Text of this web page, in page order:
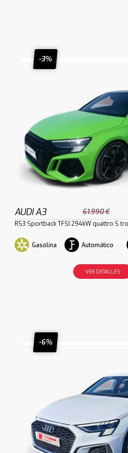
-3%
AUDI A3 61.990 €
RS3 Sportback TFSI 294kW quattro S
Gasolina Automático
VER DETALLES
-6%